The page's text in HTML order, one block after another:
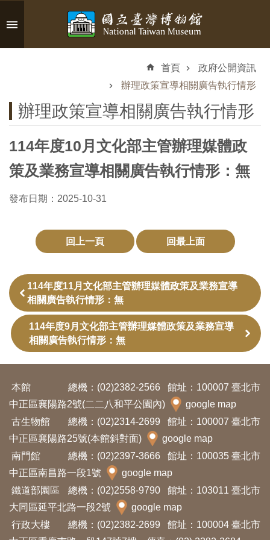
跳到主要內容區塊
認
識
臺
博
訊
展
覽
教
育
活
動
出
版
文
首頁
政府公開資訊
辦理政策宣導相關廣告執行情形
辦理政策宣導相關廣告執行情形
114年度10月文化部主管辦理媒體政
策及業務宣導相關廣告執行情形：無
發布日期：2025-10-31
回上一頁 回最上面
114年度11月文化部主管辦理媒體政策及業務宣導
相關廣告執行情形：無
114年度9月文化部主管辦理媒體政策及業務宣導
相關廣告執行情形：無
本館 總機：(02)2382-2566
館址：100007 臺北市
中正區襄陽路2號(二二八和平公園內)
google map
古生物館
總機：(02)2314-2699
館址：100007 臺北市
中正區襄陽路25號(本館斜對面)
google map
南門館
總機：(02)2397-3666
館址：100035 臺北市
中正區南昌路一段1號
google map
鐵道部園區
總機：(02)2558-9790
館址：103011 臺北市
大同區延平北路一段2號
google map
行政大樓
總機：(02)2382-2699
館址：100004 臺北市